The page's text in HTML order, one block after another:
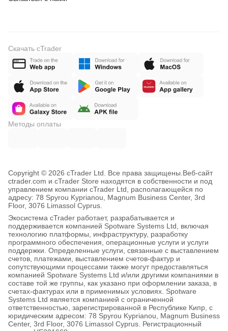
Скачать cTrader
Методы оплаты
Copyright © 2026 cTrader Ltd. Все права защищены. Веб-сайт
ctrader.com и cTrader Store находятся в собственности и под
управлением компании cTrader Ltd, располагающейся по
адресу: 78 Spyrou Kyprianou, Magnum Business Center, 3rd
Floor, 3076 Limassol Cyprus.
Экосистема cTrader работает, разрабатывается и
поддерживается компанией Spotware Systems Ltd, включая
технологию платформы, инфраструктуру, разработку
программного обеспечения, операционные услуги и услуги
поддержки. Определенные услуги, связанные с выставлением
счетов, платежами, выставлением счетов-фактур и
сопутствующими процессами также могут предоставляться
компанией Spotware Systems Ltd и/или другими компаниями в
составе той же группы, как указано при оформлении заказа, в
счетах-фактурах или в применимых условиях. Spotware
Systems Ltd является компанией с ограниченной
ответственностью, зарегистрированной в Республике Кипр, с
юридическим адресом: 78 Spyrou Kyprianou, Magnum Business
Center, 3rd Floor, 3076 Limassol Cyprus. Регистрационный